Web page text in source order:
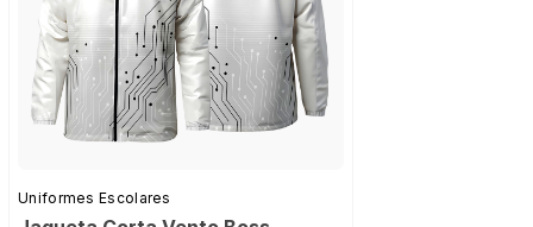
Uniformes Escolares